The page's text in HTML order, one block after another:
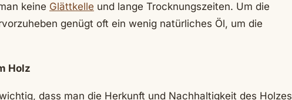
keine Glättkelle und lange Trocknungszeiten. Um die
genügt oft ein wenig natürliches Öl, um die
Holz
dass man die Herkunft und Nachhaltigkeit des Holzes